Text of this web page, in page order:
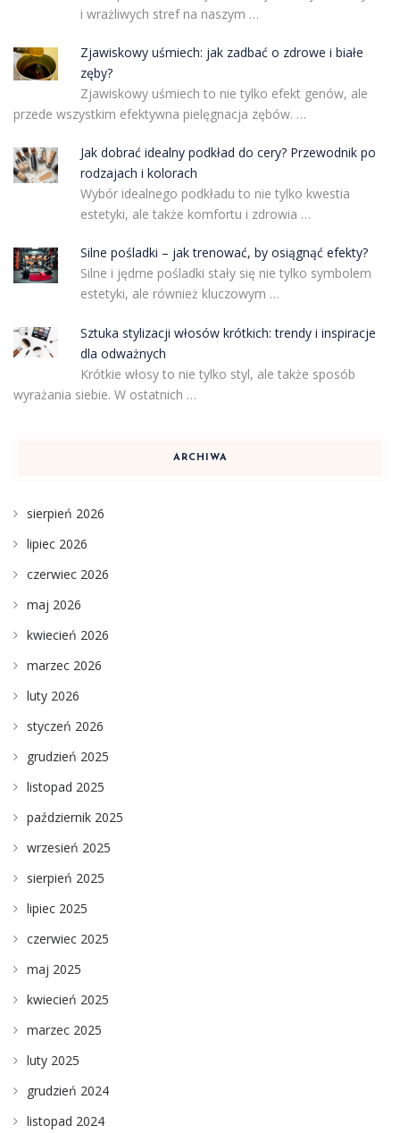
i wrażliwych stref na naszym …
Zjawiskowy uśmiech: jak zadbać o zdrowe i białe
zęby?
Zjawiskowy uśmiech to nie tylko efekt genów, ale
przede wszystkim efektywna pielęgnacja zębów. …
Jak dobrać idealny podkład do cery? Przewodnik po
rodzajach i kolorach
Wybór idealnego podkładu to nie tylko kwestia
estetyki, ale także komfortu i zdrowia …
Silne pośladki – jak trenować, by osiągnąć efekty?
Silne i jędrne pośladki stały się nie tylko symbolem
estetyki, ale również kluczowym …
Sztuka stylizacji włosów krótkich: trendy i inspiracje
dla odważnych
Krótkie włosy to nie tylko styl, ale także sposób
wyrażania siebie. W ostatnich …
ARCHIWA
sierpień 2026
lipiec 2026
czerwiec 2026
maj 2026
kwiecień 2026
marzec 2026
luty 2026
styczeń 2026
grudzień 2025
listopad 2025
październik 2025
wrzesień 2025
sierpień 2025
lipiec 2025
czerwiec 2025
maj 2025
kwiecień 2025
marzec 2025
luty 2025
grudzień 2024
listopad 2024